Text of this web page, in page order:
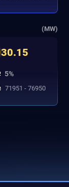
(MW)
30.15
5%
71951 - 76950